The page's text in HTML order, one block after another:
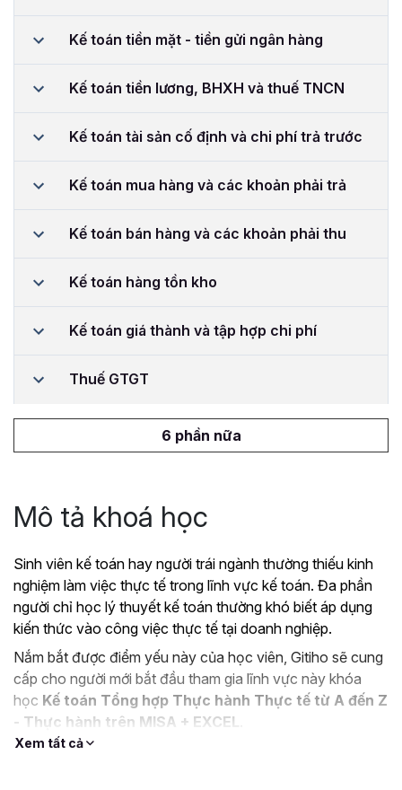
Kế toán tiền mặt - tiền gửi ngân hàng
Kế toán tiền lương, BHXH và thuế TNCN
Kế toán tài sản cố định và chi phí trả trước
Kế toán mua hàng và các khoản phải trả
Kế toán bán hàng và các khoản phải thu
Kế toán hàng tồn kho
Kế toán giá thành và tập hợp chi phí
Thuế GTGT
6 phần nữa
Mô tả khoá học
Sinh viên kế toán hay người trái ngành thường thiếu kinh
nghiệm làm việc thực tế trong lĩnh vực kế toán. Đa phần
người chỉ học lý thuyết kế toán thường khó biết áp dụng
kiến thức vào công việc thực tế tại doanh nghiệp.
Nắm bắt được điểm yếu này của học viên, Gitiho sẽ cung
cấp cho người mới bắt đầu tham gia lĩnh vực này khóa
học Kế toán Tổng hợp Thực hành Thực tế từ A đến Z
- Thực hành trên MISA + EXCEL
Mục tiêu khi tham gia khóa
Xem tất cả